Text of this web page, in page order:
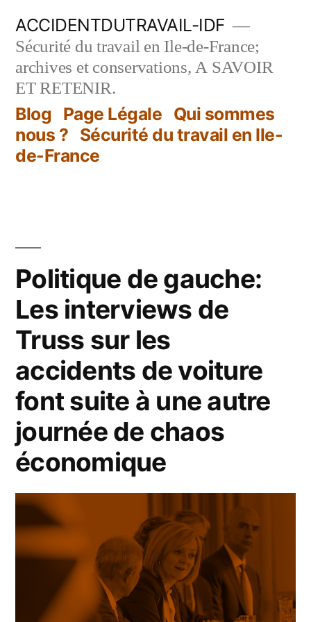
contenu
ACCIDENTDUTRAVAIL-IDF
Sécurité du travail en Ile-de-France;
archives et conservations, A SAVOIR
ET RETENIR.
Blog Page Légale Qui sommes
nous ? Sécurité du travail en Ile-
de-France
Politique de gauche:
Les interviews de
Truss sur les
accidents de voiture
font suite à une autre
journée de chaos
économique